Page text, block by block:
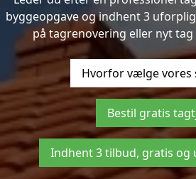
byggeopgave og indhent 3
på tagrenovering eller nyt tag
Hvorfor vælge vores
Bestil gratis
Indhent 3 tilbud, gratis og